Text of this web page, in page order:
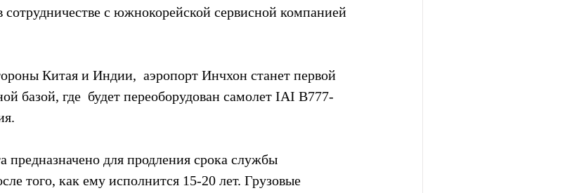
сотрудничестве с южнокорейской сервисной компанией
Китая и Индии,  аэропорт Инчхон станет первой
базой, где  будет переоборудован самолет IAI B777-
предназначено для продления срока службы
того, как ему исполнится 15-20 лет. Грузовые